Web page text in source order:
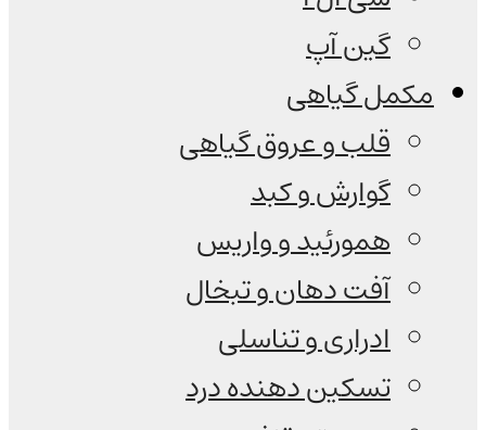
گین آپ
مکمل گیاهی
قلب و عروق گیاهی
گوارش و کبد
همورئید و واریس
آفت دهان و تبخال
ادراری و تناسلی
تسکین دهنده درد